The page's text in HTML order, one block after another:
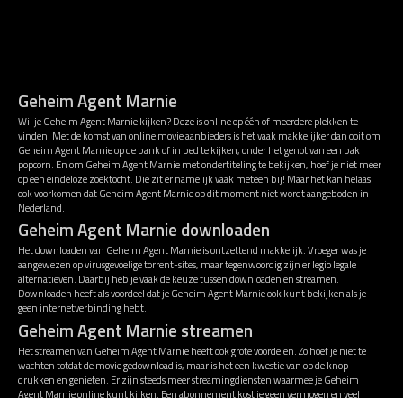
Geheim Agent Marnie
Wil je Geheim Agent Marnie kijken? Deze is online op één of meerdere plekken te
vinden. Met de komst van online movie aanbieders is het vaak makkelijker dan ooit om
Geheim Agent Marnie op de bank of in bed te kijken, onder het genot van een bak
popcorn. En om Geheim Agent Marnie met ondertiteling te bekijken, hoef je niet meer
op een eindeloze zoektocht. Die zit er namelijk vaak meteen bij! Maar het kan helaas
ook voorkomen dat Geheim Agent Marnie op dit moment niet wordt aangeboden in
Nederland.
Geheim Agent Marnie downloaden
Het downloaden van Geheim Agent Marnie is ontzettend makkelijk. Vroeger was je
aangewezen op virusgevoelige torrent-sites, maar tegenwoordig zijn er legio legale
alternatieven. Daarbij heb je vaak de keuze tussen downloaden en streamen.
Downloaden heeft als voordeel dat je Geheim Agent Marnie ook kunt bekijken als je
geen internetverbinding hebt.
Geheim Agent Marnie streamen
Het streamen van Geheim Agent Marnie heeft ook grote voordelen. Zo hoef je niet te
wachten totdat de movie gedownload is, maar is het een kwestie van op de knop
drukken en genieten. Er zijn steeds meer streamingdiensten waarmee je Geheim
Agent Marnie online kunt kijken. Een abonnement kost je geen vermogen en veel